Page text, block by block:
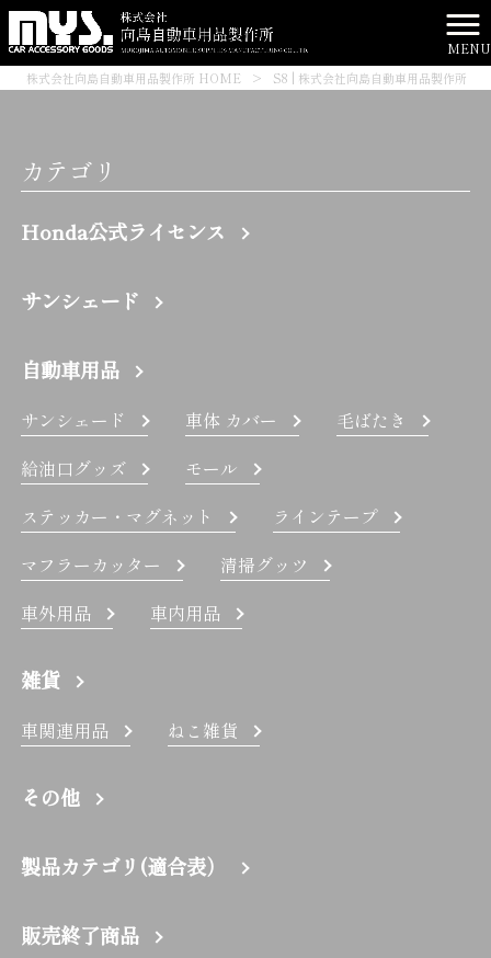
MENU
株式会社向島自動車用品製作所 HOME
> S8 | 株式会社向島自動車用品製作所
カテゴリ
Honda公式ライセンス
サンシェード
自動車用品
サンシェード 車体 カバー
毛ばたき
給油口グッズ
モール
ステッカー・マグネット
ラインテープ
マフラーカッター
清掃グッツ
車外用品
車内用品
雑貨
車関連用品 ねこ雑貨
その他
製品カテゴリ(適合表）
販売終了商品